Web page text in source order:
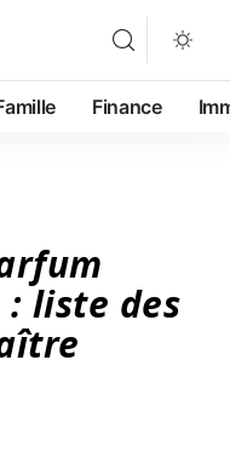
Finance
liste des